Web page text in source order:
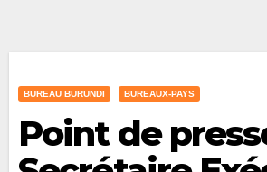
BUREAU BURUNDI BUREAUX-PAYS
Point de